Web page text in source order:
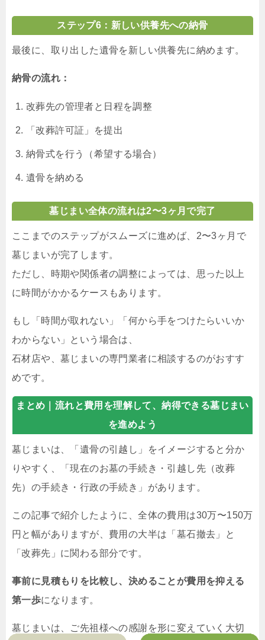
ステップ6：新しい供養先への納骨
最後に、取り出した遺骨を新しい供養先に納めます。
納骨の流れ：
改葬先の管理者と日程を調整
「改葬許可証」を提出
納骨式を行う（希望する場合）
遺骨を納める
墓じまい全体の流れは2〜3ヶ月で完了
ここまでのステップがスムーズに進めば、2〜3ヶ月で
墓じまいが完了します。
ただし、時期や関係者の調整によっては、思った以上
に時間がかかるケースもあります。
もし「時間が取れない」「何から手をつけたらいいか
わからない」という場合は、
石材店や、墓じまいの専門業者に相談するのがおすす
めです。
まとめ｜ 流れと費用を理解して、納得できる墓じまい
を進めよう
墓じまいは、「遺骨の引越し」をイメージすると分か
りやすく、「現在のお墓の手続き・引越し先（改葬
先）の手続き・行政の手続き」があります。
この記事で紹介したように、全体の費用は30万〜150万
円と幅がありますが、費用の大半は「墓石撤去」と
「改葬先」に関わる部分です。
事前に見積もりを比較し、決めることが費用を抑える
第一歩になります。
墓じまいは、ご先祖様への感謝を形に変えていく大切